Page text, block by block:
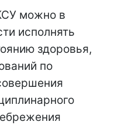
можно в
исполнять
здоровья,
по